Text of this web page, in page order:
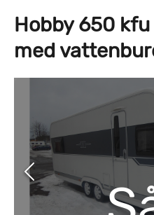
Hobby 650
med